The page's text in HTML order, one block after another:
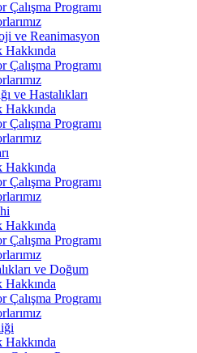
Çalışma Programı
ve Reanimasyon
Çalışma Programı
ve Hastalıkları
Çalışma Programı
Çalışma Programı
Çalışma Programı
ve Doğum
Çalışma Programı